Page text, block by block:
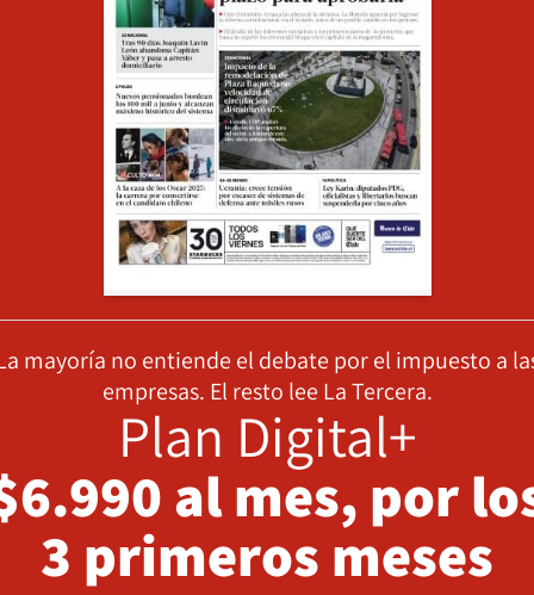
mayoría no entiende el debate por el impuesto a
empresas. El resto lee La Tercera.
Plan Digital+
al mes, por
3 primeros meses